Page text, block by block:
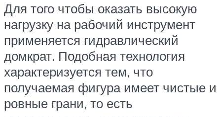
Для того чтобы оказать высокую
нагрузку на рабочий инструмент
применяется гидравлический
домкрат. Подобная технология
характеризуется тем, что
получаемая фигура имеет чистые и
ровные грани, то есть